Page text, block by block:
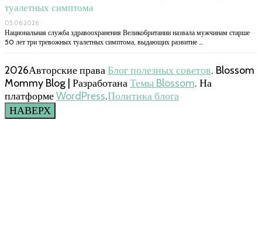
туалетных симптома
05.06.2026
Национальная служба здравоохранения Великобритании назвала мужчинам старше
50 лет три тревожных туалетных симптома, выдающих развитие …
2026Авторские праваБлог полезных советов. Blossom
Mommy Blog | РазработанаТемы Blossom. На
платформеWordPress.Политика блога
НАВЕРХ